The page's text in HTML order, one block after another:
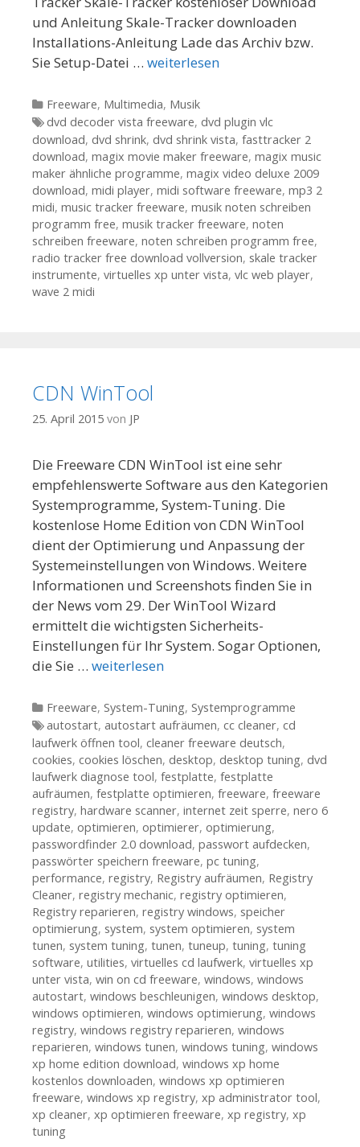
und Anleitung Skale-Tracker downloaden
Installations-Anleitung Lade das Archiv bzw.
Sie Setup-Datei … weiterlesen
Kategorien
Freeware, Multimedia, Musik
Tags
dvd decoder vista freeware, dvd plugin vlc
download, dvd shrink, dvd shrink vista, fasttracker 2
download, magix movie maker freeware, magix music
maker ähnliche programme, magix video deluxe 2009
download, midi player, midi software freeware, mp3 2
midi, music tracker freeware, musik noten schreiben
programm free, musik tracker freeware, noten
schreiben freeware, noten schreiben programm free,
radio tracker free download vollversion, skale tracker
instrumente, virtuelles xp unter vista, vlc web player,
wave 2 midi
CDN WinTool
25. April 2015 von JP
Die Freeware CDN WinTool ist eine sehr
empfehlenswerte Software aus den Kategorien
Systemprogramme, System-Tuning. Die
kostenlose Home Edition von CDN WinTool
dient der Optimierung und Anpassung der
Systemeinstellungen von Windows. Weitere
Informationen und Screenshots finden Sie in
der News vom 29. Der WinTool Wizard
ermittelt die wichtigsten Sicherheits-
Einstellungen für Ihr System. Sogar Optionen,
die Sie … weiterlesen
Kategorien
Freeware, System-Tuning, Systemprogramme
Tags
autostart, autostart aufräumen, cc cleaner, cd
laufwerk öffnen tool, cleaner freeware deutsch,
cookies, cookies löschen, desktop, desktop tuning, dvd
laufwerk diagnose tool, festplatte, festplatte
aufräumen, festplatte optimieren, freeware, freeware
registry, hardware scanner, internet zeit sperre, nero 6
update, optimieren, optimierer, optimierung,
passwordfinder 2.0 download, passwort aufdecken,
passwörter speichern freeware, pc tuning,
performance, registry, Registry aufräumen, Registry
Cleaner, registry mechanic, registry optimieren,
Registry reparieren, registry windows, speicher
optimierung, system, system optimieren, system
tunen, system tuning, tunen, tuneup, tuning, tuning
software, utilities, virtuelles cd laufwerk, virtuelles xp
unter vista, win on cd freeware, windows, windows
autostart, windows beschleunigen, windows desktop,
windows optimieren, windows optimierung, windows
registry, windows registry reparieren, windows
reparieren, windows tunen, windows tuning, windows
xp home edition download, windows xp home
kostenlos downloaden, windows xp optimieren
freeware, windows xp registry, xp administrator tool,
xp cleaner, xp optimieren freeware, xp registry, xp
tuning